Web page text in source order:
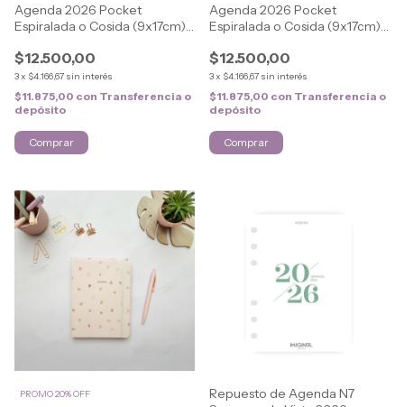
Agenda 2026 Pocket
Espiralada o Cosida (9x17cm)
$12.500,00
3x $4.166,67 sin interés
$11.875,00 con Transferencia o
depósito
Comprar
Agenda 2026 Pocket
Espiralada o Cosida (9x17cm)
$12.500,00
3x $4.166,67 sin interés
$11.875,00 con Transferencia o
depósito
Comprar
PROMO 20% OFF
Repuesto de Agenda N7